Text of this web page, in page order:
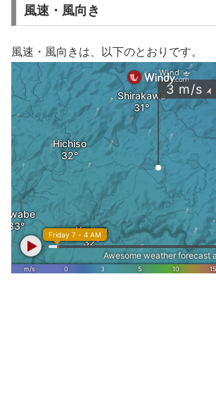
風速・風向き
風速・風向きは、以下のとおりです。